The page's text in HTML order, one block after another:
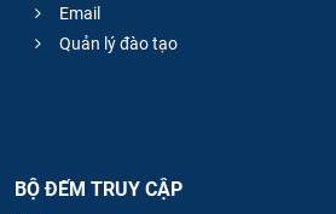
Email
Quản lý đào tạo
BỘ ĐẾM TRUY CẬP